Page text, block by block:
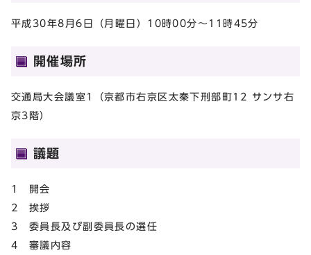
平成30年8月6日（月曜日）10時00分～11時45分
開催場所
交通局大会議室1（京都市右京区太秦下刑部町12 サンサ右
京3階）
議題
1 開会
2 挨拶
3 委員長及び副委員長の選任
4 審議内容